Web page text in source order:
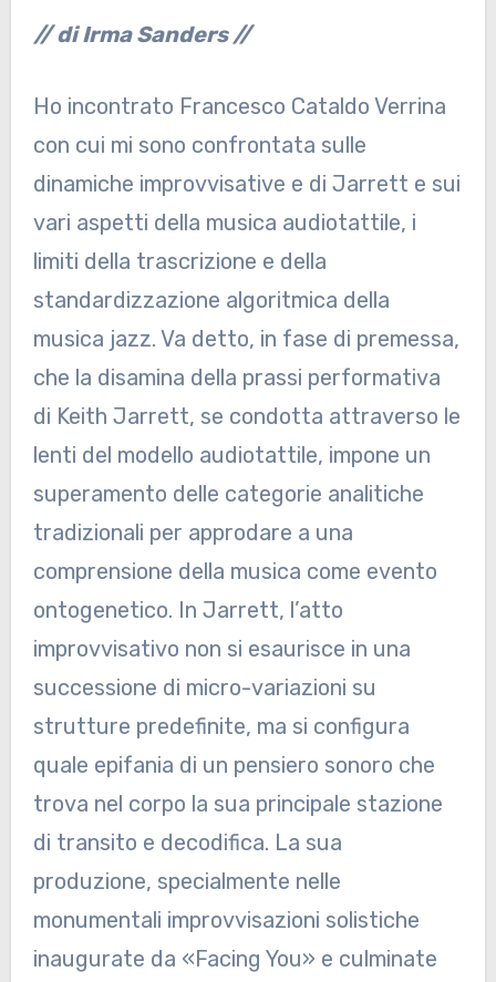
// di Irma Sanders //
Ho incontrato Francesco Cataldo Verrina
con cui mi sono confrontata sulle
dinamiche improvvisative e di Jarrett e sui
vari aspetti della musica audiotattile, i
limiti della trascrizione e della
standardizzazione algoritmica della
musica jazz. Va detto, in fase di premessa,
che la disamina della prassi performativa
di Keith Jarrett, se condotta attraverso le
lenti del modello audiotattile, impone un
superamento delle categorie analitiche
tradizionali per approdare a una
comprensione della musica come evento
ontogenetico. In Jarrett, l’atto
improvvisativo non si esaurisce in una
successione di micro-variazioni su
strutture predefinite, ma si configura
quale epifania di un pensiero sonoro che
trova nel corpo la sua principale stazione
di transito e decodifica. La sua
produzione, specialmente nelle
monumentali improvvisazioni solistiche
inaugurate da «Facing You» e culminate